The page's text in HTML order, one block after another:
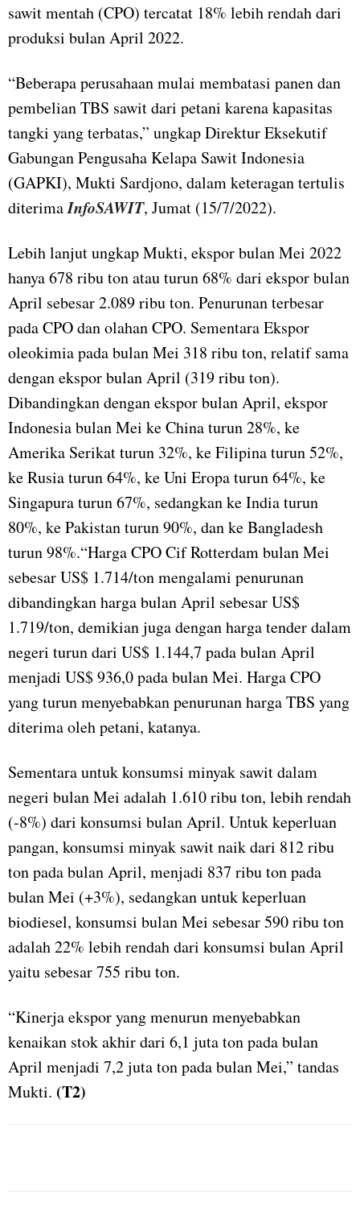
sawit mentah (CPO) tercatat 18% lebih rendah dari
produksi bulan April 2022.
“Beberapa perusahaan mulai membatasi panen dan
pembelian TBS sawit dari petani karena kapasitas
tangki yang terbatas,” ungkap Direktur Eksekutif
Gabungan Pengusaha Kelapa Sawit Indonesia
(GAPKI), Mukti Sardjono, dalam keteragan tertulis
diterimaInfoSAWIT, Jumat (15/7/2022).
Lebih lanjut ungkap Mukti, ekspor bulan Mei 2022
hanya 678 ribu ton atau turun 68% dari ekspor bulan
April sebesar 2.089 ribu ton. Penurunan terbesar
pada CPO dan olahan CPO. Sementara Ekspor
oleokimia pada bulan Mei 318 ribu ton, relatif sama
dengan ekspor bulan April (319 ribu ton).
Dibandingkan dengan ekspor bulan April, ekspor
Indonesia bulan Mei ke China turun 28%, ke
Amerika Serikat turun 32%, ke Filipina turun 52%,
ke Rusia turun 64%, ke Uni Eropa turun 64%, ke
Singapura turun 67%, sedangkan ke India turun
80%, ke Pakistan turun 90%, dan ke Bangladesh
turun 98%.“Harga CPO Cif Rotterdam bulan Mei
sebesar US$ 1.714/ton mengalami penurunan
dibandingkan harga bulan April sebesar US$
1.719/ton, demikian juga dengan harga tender dalam
negeri turun dari US$ 1.144,7 pada bulan April
menjadi US$ 936,0 pada bulan Mei. Harga CPO
yang turun menyebabkan penurunan harga TBS yang
diterima oleh petani, katanya.
Sementara untuk konsumsi minyak sawit dalam
negeri bulan Mei adalah 1.610 ribu ton, lebih rendah
(-8%) dari konsumsi bulan April. Untuk keperluan
pangan, konsumsi minyak sawit naik dari 812 ribu
ton pada bulan April, menjadi 837 ribu ton pada
bulan Mei (+3%), sedangkan untuk keperluan
biodiesel, konsumsi bulan Mei sebesar 590 ribu ton
adalah 22% lebih rendah dari konsumsi bulan April
yaitu sebesar 755 ribu ton.
“Kinerja ekspor yang menurun menyebabkan
kenaikan stok akhir dari 6,1 juta ton pada bulan
April menjadi 7,2 juta ton pada bulan Mei,” tandas
Mukti. (T2)